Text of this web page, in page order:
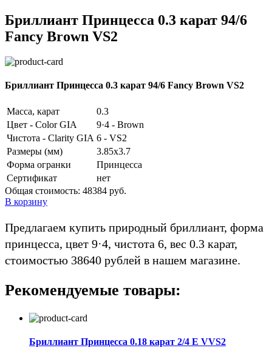
Бриллиант Принцесса 0.3 карат 94/6
Fancy Brown VS2
Бриллиант Принцесса 0.3 карат 94/6 Fancy Brown VS2
Масса, карат
0.3
Цвет - Color GIA
9·4 - Brown
Чистота - Clarity GIA 6 - VS2
Размеры (мм)
3.85x3.7
Форма огранки
Принцесса
Сертификат
нет
Общая стоимость: 48384 руб.
В корзину
Предлагаем купить природный бриллиант, форма
принцесса, цвет 9·4, чистота 6, вес 0.3 карат,
стоимостью 38640 рублей в нашем магазине.
Рекомендуемые товары:
Бриллиант Принцесса 0.18 карат 2/4 E VVS2